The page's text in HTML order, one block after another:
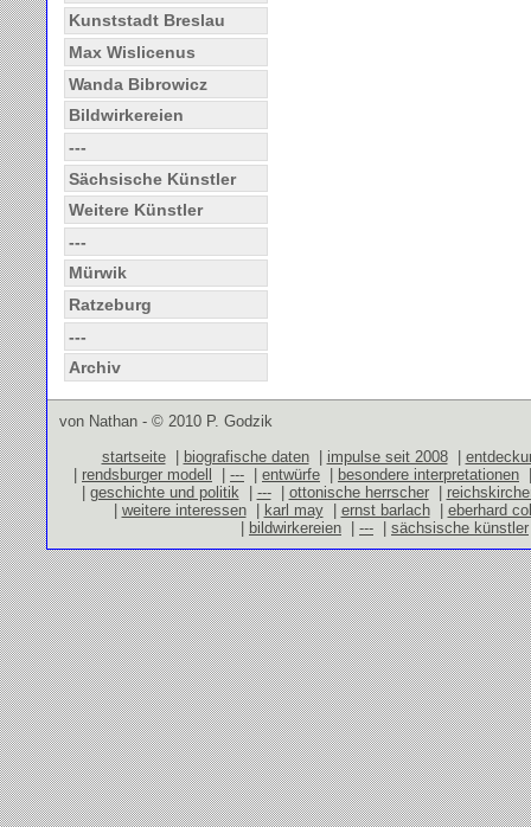
Kunststadt Breslau
Max Wislicenus
Wanda Bibrowicz
Bildwirkereien
---
Sächsische Künstler
Weitere Künstler
---
Mürwik
Ratzeburg
---
Archiv
von Nathan - © 2010 P. Godzik
startseite| biografische daten| impulse seit 2008|
| rendsburger modell | --- | entwürfe | besondere interpretationen
| geschichte und politik | ---| ottonische herrscher|
| weitere interessen| karl may| ernst barlach| eberhard
| bildwirkereien | --- | sächsische künstler